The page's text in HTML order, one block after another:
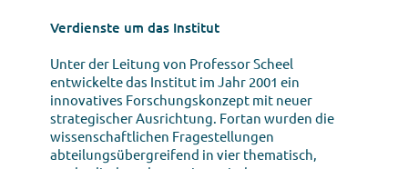
Verdienste um das Institut
Unter der Leitung von Professor Scheel
entwickelte das Institut im Jahr 2001 ein
innovatives Forschungskonzept mit neuer
strategischer Ausrichtung. Fortan wurden die
wissenschaftlichen Fragestellungen
abteilungsübergreifend in vier thematisch,